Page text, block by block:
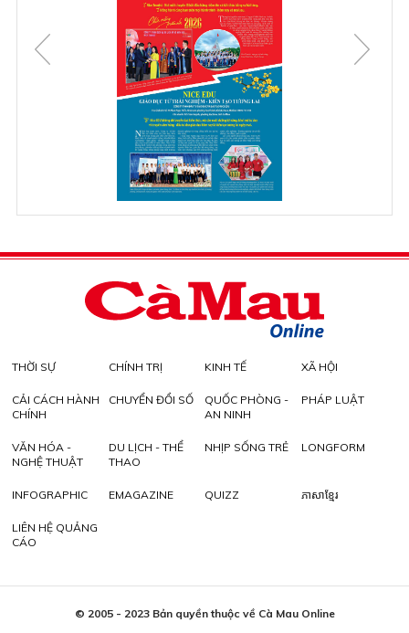
THỜI SỰ CHÍNH TRỊ KINH TẾ XÃ HỘI
CẢI CÁCH HÀNH
CHÍNH
CHUYỂN ĐỔI SỐ
QUỐC PHÒNG -
AN NINH
PHÁP LUẬT
VĂN HÓA -
NGHỆ THUẬT
DU LỊCH - THỂ
THAO
NHỊP SỐNG TRẺ LONGFORM
INFOGRAPHIC EMAGAZINE QUIZZ ភាសាខ្មែរ
LIÊN HỆ QUẢNG
CÁO
© 2005 - 2023 Bản quyền thuộc về Cà Mau Online